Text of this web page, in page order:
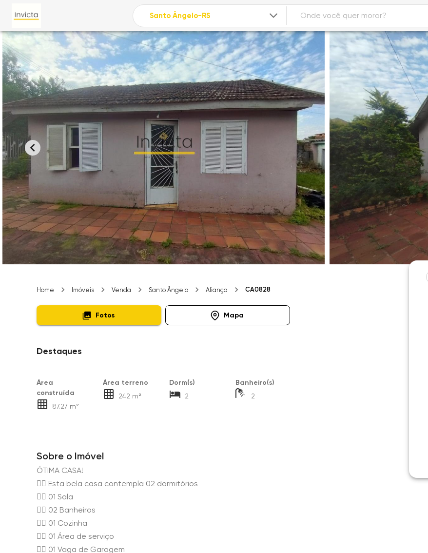
Home Imóveis Venda Santo Ângelo Aliança CA0828
Fotos Mapa
Destaques
Área
construída
87.27 m²
Área terreno
242 m²
Dorm(s)
2
Banheiro(s)
2
Sobre o Imóvel
ÓTIMA CASA!
👉🏻 Esta bela casa contempla 02 dormitórios
👉🏻 01 Sala
👉🏻 02 Banheiros
👉🏻 01 Cozinha
👉🏻 01 Área de serviço
👉🏻 01 Vaga de Garagem